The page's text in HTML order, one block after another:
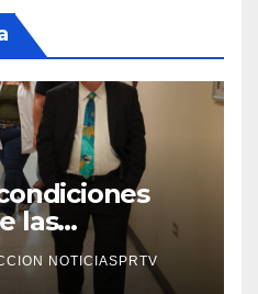
las
Mayagüez
NOTICIASPRTV